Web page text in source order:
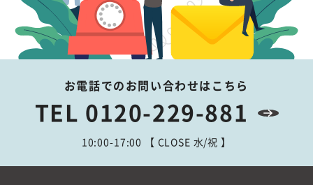
お電話でのお問い合わせはこちら
TEL 0120-229-881
10:00-17:00 【 CLOSE 水/祝 】